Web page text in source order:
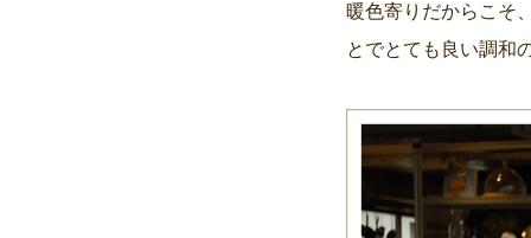
暖色寄りだからこそ
とでとても良い調和